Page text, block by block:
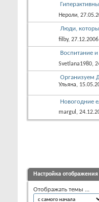
Нероли,
Люди,
filby,
Воспитание
Svetlana1980,
Организуем
Ульяна,
Новогодние
margul ,
Настройка
Отображать темы ...